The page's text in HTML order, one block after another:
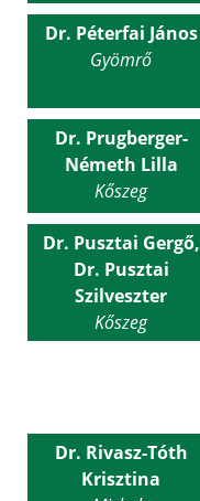
Dr. Péterfai János
Gyömrő
Dr. Prugberger-
Németh Lilla
Kőszeg
Dr. Pusztai Gergő,
Dr. Pusztai
Szilveszter
Kőszeg
Dr. Rivasz-Tóth
Krisztina